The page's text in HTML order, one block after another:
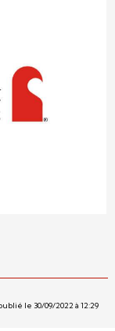
le 30/09/2022 à 12:29